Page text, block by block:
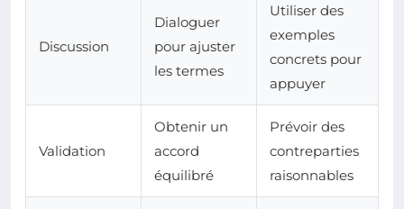
Discussion
Dialoguer
pour ajuster
les termes
Utiliser des
exemples
concrets pour
appuyer
Validation
Obtenir un
accord
équilibré
Prévoir des
contreparties
raisonnables